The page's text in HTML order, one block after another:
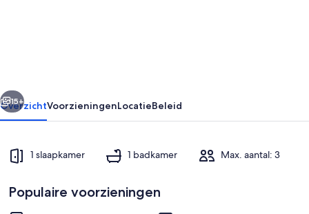
Weekly
Rates
available
Volgende
15+
OverzichtVoorzieningenLocatieBeleid
1 slaapkamer 1 badkamer Max. aantal: 3
Populaire voorzieningen